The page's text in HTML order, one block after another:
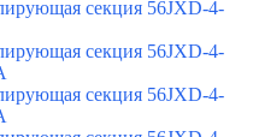
секция 56JXD-4-
секция 56JXD-4-
секция 56JXD-4-